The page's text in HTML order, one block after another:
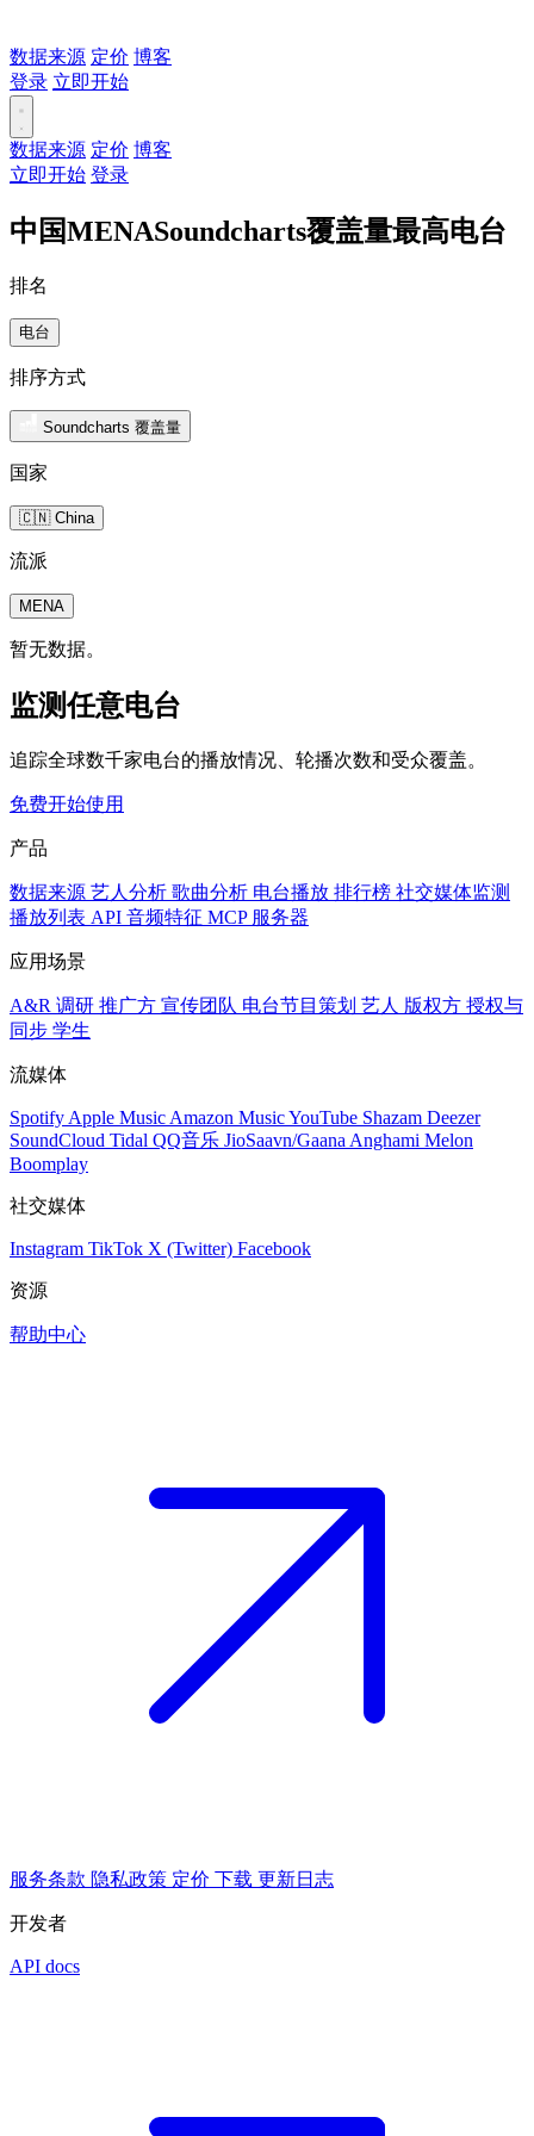
数据来源 定价 博客
登录 立即开始
数据来源 定价 博客
立即开始 登录
中国MENASoundcharts覆盖量最高电台
排名
电台
排序方式
Soundcharts 覆盖量
国家
🇨🇳 China
流派
MENA
暂无数据。
监测任意电台
追踪全球数千家电台的播放情况、轮播次数和受众覆盖。
免费开始使用
产品
数据来源 艺人分析 歌曲分析 电台播放 排行榜 社交媒体监测
播放列表 API 音频特征 MCP 服务器
应用场景
A&R 调研 推广方 宣传团队 电台节目策划 艺人 版权方 授权与
同步 学生
流媒体
Spotify Apple Music Amazon MusicYouTube Shazam Deezer
SoundCloud Tidal QQ音乐 JioSaavn/Gaana Anghami Melon
Boomplay
社交媒体
Instagram TikTok X (Twitter) Facebook
资源
帮助中心
服务条款 隐私政策 定价 下载 更新日志
开发者
API docs